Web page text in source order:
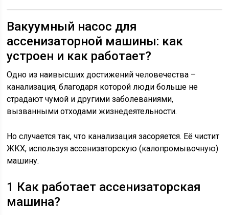
Вакуумный насос для
ассенизаторной машины: как
устроен и как работает?
Одно из наивысших достижений человечества –
канализация, благодаря которой люди больше не
страдают чумой и другими заболеваниями,
вызванными отходами жизнедеятельности.
Но случается так, что канализация засоряется. Её чистит
ЖКХ, используя ассенизаторскую (калопромывочную)
машину.
1 Как работает ассенизаторская
машина?